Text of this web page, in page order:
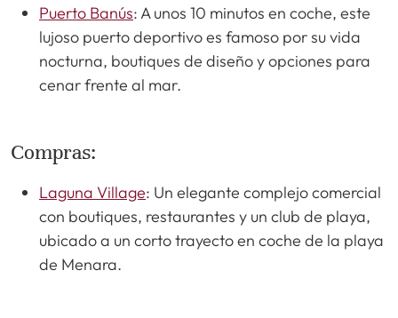
Puerto Banús: A unos 10 minutos en coche, este
lujoso puerto deportivo es famoso por su vida
nocturna, boutiques de diseño y opciones para
cenar frente al mar.
Compras:
Laguna Village: Un elegante complejo comercial
con boutiques, restaurantes y un club de playa,
ubicado a un corto trayecto en coche de la playa
de Menara.